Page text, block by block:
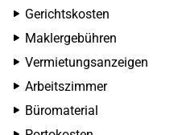
Gerichtskosten
Maklergebühren
Vermietungsanzeigen
Arbeitszimmer
Büromaterial